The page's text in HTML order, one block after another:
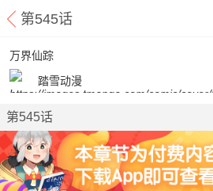
第545话
万界仙踪
踏雪动漫
第545话